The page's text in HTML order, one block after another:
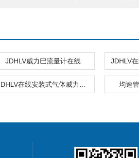
JDHLV威力巴流量计在线
均速